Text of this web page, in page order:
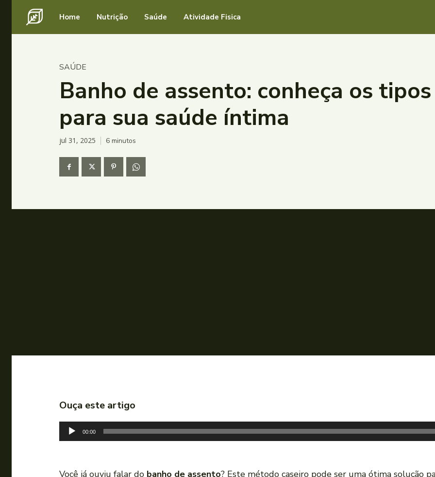
Home Nutrição Saúde Atividade Fisica
SAÚDE
Banho de assento: conheça os
para sua saúde íntima
jul 31, 2025 6 minutos
Ouça este artigo
o
a
00:00
Você já ouviu falar do banho de assento? Este método caseiro pode ser uma ótima solução